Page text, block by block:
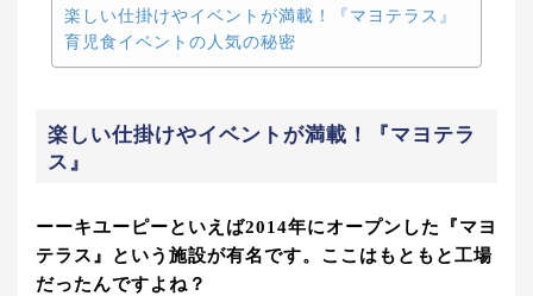
楽しい仕掛けやイベントが満載！『マヨテラス』
育児食イベントの人気の秘密
楽しい仕掛けやイベントが満載！『マヨテラ
ス』
ーーキユーピーといえば2014年にオープンした『マヨ
テラス』という施設が有名です。ここはもともと工場
だったんですよね？